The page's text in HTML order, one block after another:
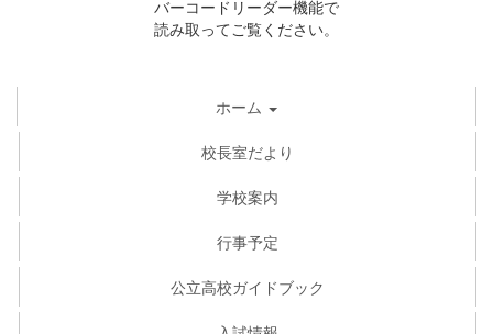
バーコードリーダー機能で
読み取ってご覧ください。
ホーム
校長室だより
学校案内
行事予定
公立高校ガイドブック